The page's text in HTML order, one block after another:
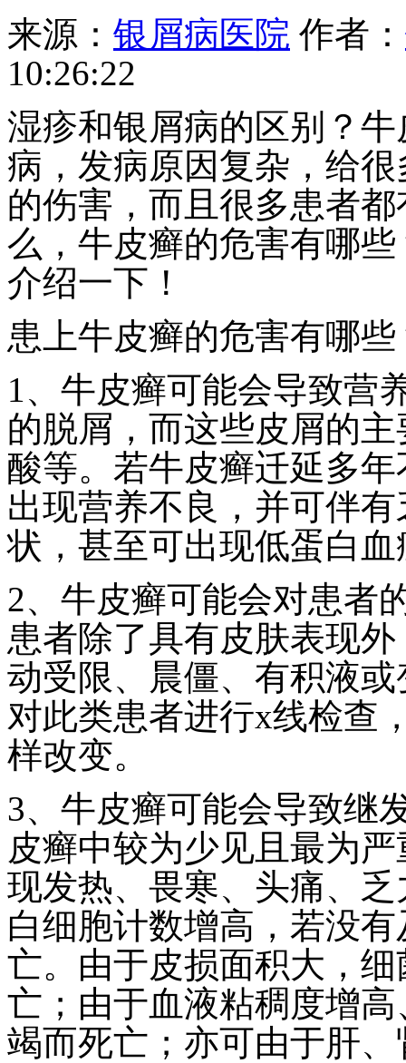
来源： 银屑病医院 作者：
10:26:22
湿疹和银屑病的区别？
病，发病原因复杂，给
的伤害，而且很多患者
么，牛皮癣的危害有哪
介绍一下！
患上牛皮癣的危害有哪些
1、牛皮癣可能会导致营
的脱屑，而这些皮屑的
酸等。若牛皮癣迁延多
出现营养不良，并可伴
状，甚至可出现低蛋白
2、牛皮癣可能会对患者
患者除了具有皮肤表现
动受限、晨僵、有积液
对此类患者进行x线检查
样改变。
3、牛皮癣可能会导致继
皮癣中较为少见且最为
现发热、畏寒、头痛、
白细胞计数增高，若没
亡。由于皮损面积大，
亡；由于血液粘稠度增
竭而死亡；亦可由于肝